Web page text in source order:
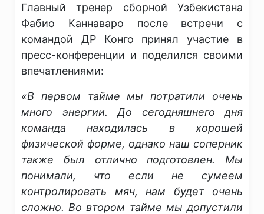
Главный тренер сборной Узбекистана
Фабио Каннаваро после встречи с
командой ДР Конго принял участие в
пресс-конференции и поделился своими
впечатлениями:
«В первом тайме мы потратили очень
много энергии. До сегодняшнего дня
команда находилась в хорошей
физической форме, однако наш соперник
также был отлично подготовлен. Мы
понимали, что если не сумеем
контролировать мяч, нам будет очень
сложно. Во втором тайме мы допустили